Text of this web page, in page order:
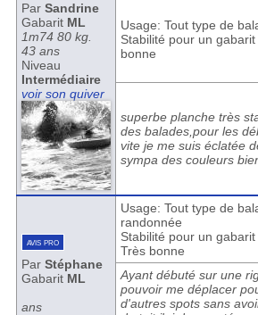
Par Sandrine
Gabarit ML
1m74 80 kg.
43 ans
Niveau
Intermédiaire
voir son quiver
Usage: Tout type de
Stabilité pour un
bonne
superbe planche très
des balades,pour les
vite je me suis éclatée
sympa des couleurs
avis pro
Par Stéphane
Gabarit ML
ans
Usage: Tout type de
randonnée
Stabilité pour un
Très bonne
Ayant débuté sur une
pouvoir me déplacer
d'autres spots sans